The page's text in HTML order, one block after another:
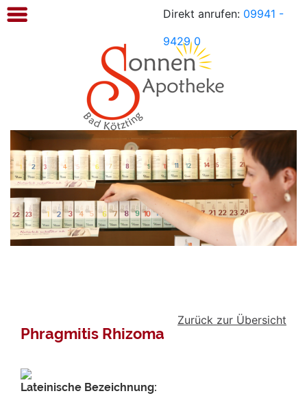
Direkt anrufen: 09941 -
9429 0
Sonnen
Apotheke
Kötzting
Zurück zur Übersicht
Phragmitis Rhizoma
Lateinische Bezeichnung: